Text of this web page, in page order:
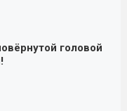
головой